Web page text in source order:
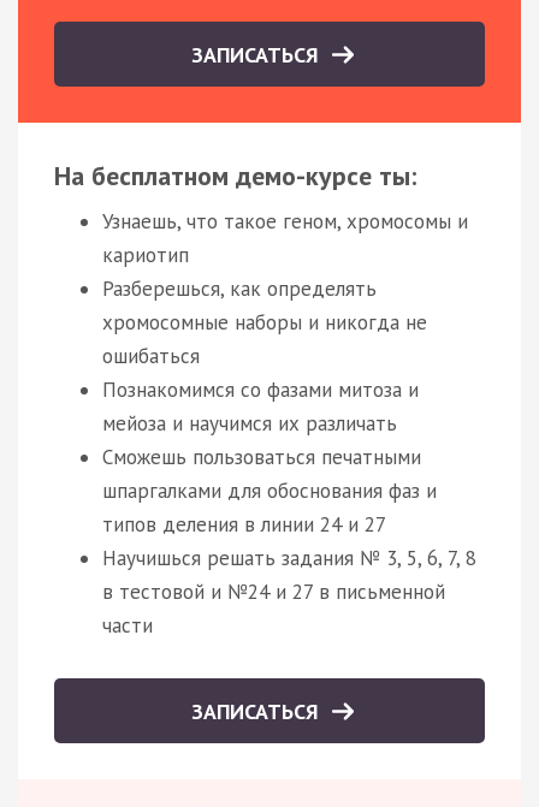
ЗАПИСАТЬСЯ
На бесплатном демо-курсе ты:
Узнаешь, что такое геном, хромосомы и
кариотип
Разберешься, как определять
хромосомные наборы и никогда не
ошибаться
Познакомимся со фазами митоза и
мейоза и научимся их различать
Сможешь пользоваться печатными
шпаргалками для обоснования фаз и
типов деления в линии 24 и 27
Научишься решать задания № 3, 5, 6, 7, 8
в тестовой и №24 и 27 в письменной
части
ЗАПИСАТЬСЯ